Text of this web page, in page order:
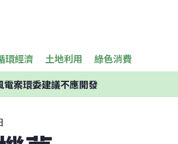
環經濟 土地利用 綠色消費
案環委建議不應開發